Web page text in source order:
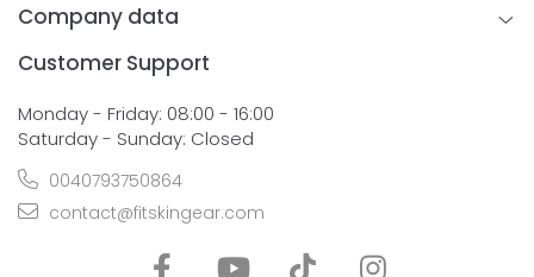
Company data
Customer Support
Monday - Friday: 08:00 - 16:00
Saturday - Sunday: Closed
0040793750864
contact@fitskingear.com